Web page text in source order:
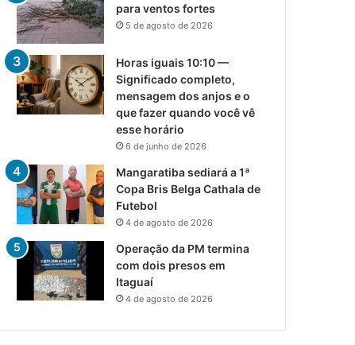
para ventos fortes
5 de agosto de 2026
Horas iguais 10:10 —
Significado completo,
mensagem dos anjos e o
que fazer quando você vê
esse horário
6 de junho de 2026
Mangaratiba sediará a 1ª
Copa Bris Belga Cathala de
Futebol
4 de agosto de 2026
Operação da PM termina
com dois presos em
Itaguaí
4 de agosto de 2026